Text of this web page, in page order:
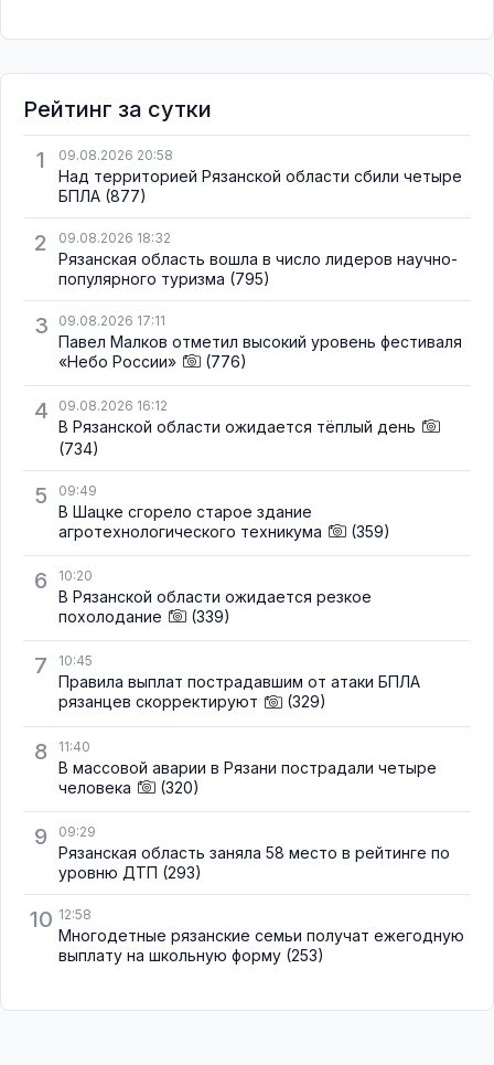
Рейтинг за сутки
1
09.08.2026 20:58
Над территорией Рязанской области сбили четыре
БПЛА (877)
2 09.08.2026 18:32
Рязанская область вошла в число лидеров научно-
популярного туризма (795)
3 09.08.2026 17:11
Павел Малков отметил высокий уровень фестиваля
«Небо России»
(776)
4 09.08.2026 16:12
В Рязанской области ожидается тёплый день
(734)
5 09:49
В Шацке сгорело старое здание
агротехнологического техникума
(359)
6 10:20
В Рязанской области ожидается резкое
похолодание
(339)
7 10:45
Правила выплат пострадавшим от атаки БПЛА
рязанцев скорректируют
(329)
8 11:40
В массовой аварии в Рязани пострадали четыре
человека
(320)
9 09:29
Рязанская область заняла 58 место в рейтинге по
уровню ДТП (293)
10 12:58
Многодетные рязанские семьи получат ежегодную
выплату на школьную форму (253)